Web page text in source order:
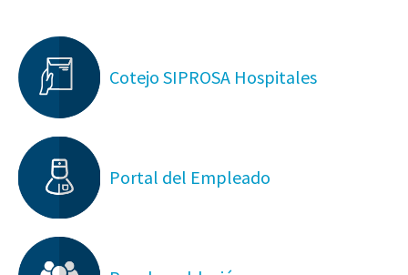
Cotejo SIPROSA Hospitales
Portal del Empleado